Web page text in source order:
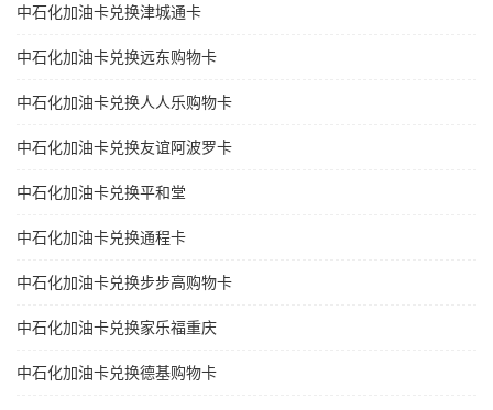
中石化加油卡兑换津城通卡
中石化加油卡兑换远东购物卡
中石化加油卡兑换人人乐购物卡
中石化加油卡兑换友谊阿波罗卡
中石化加油卡兑换平和堂
中石化加油卡兑换通程卡
中石化加油卡兑换步步高购物卡
中石化加油卡兑换家乐福重庆
中石化加油卡兑换德基购物卡